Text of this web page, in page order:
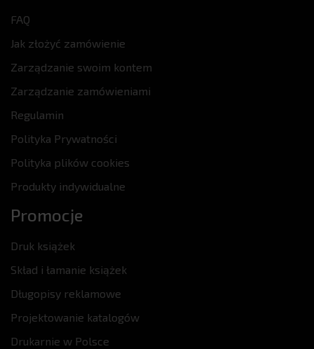
FAQ
Jak złożyć zamówienie
Zarządzanie swoim kontem
Zarządzanie zamówieniami
Regulamin
Polityka Prywatności
Polityka plików cookies
Produkty indywidualne
Promocje
Druk książek
Skład i łamanie książek
Długopisy reklamowe
Projektowanie katalogów
Drukarnie w Polsce